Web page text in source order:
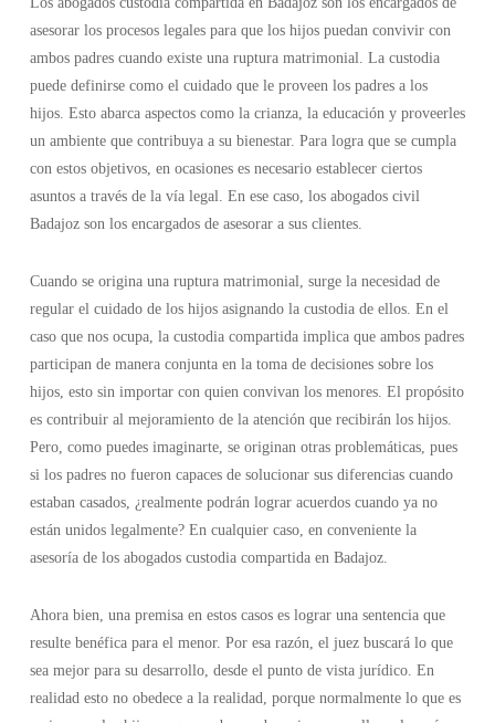
asesorar los procesos legales para que los hijos puedan convivir con
ambos padres cuando existe una ruptura matrimonial. La custodia
puede definirse como el cuidado que le proveen los padres a los
hijos. Esto abarca aspectos como la crianza, la educación y proveerles
un ambiente que contribuya a su bienestar. Para logra que se cumpla
con estos objetivos, en ocasiones es necesario establecer ciertos
asuntos a través de la vía legal. En ese caso, los abogados civil
Badajoz son los encargados de asesorar a sus clientes.
Cuando se origina una ruptura matrimonial, surge la necesidad de
regular el cuidado de los hijos asignando la custodia de ellos. En el
caso que nos ocupa, la custodia compartida implica que ambos padres
participan de manera conjunta en la toma de decisiones sobre los
hijos, esto sin importar con quien convivan los menores. El propósito
es contribuir al mejoramiento de la atención que recibirán los hijos.
Pero, como puedes imaginarte, se originan otras problemáticas, pues
si los padres no fueron capaces de solucionar sus diferencias cuando
estaban casados, ¿realmente podrán lograr acuerdos cuando ya no
están unidos legalmente? En cualquier caso, en conveniente la
asesoría de los abogados custodia compartida en Badajoz.
Ahora bien, una premisa en estos casos es lograr una sentencia que
resulte benéfica para el menor. Por esa razón, el juez buscará lo que
sea mejor para su desarrollo, desde el punto de vista jurídico. En
realidad esto no obedece a la realidad, porque normalmente lo que es